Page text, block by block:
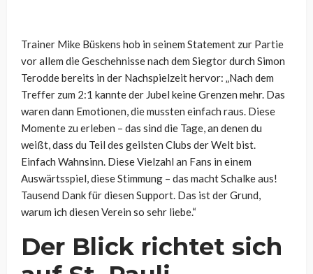
Trainer Mike Büskens hob in seinem Statement zur Partie
vor allem die Geschehnisse nach dem Siegtor durch Simon
Terodde bereits in der Nachspielzeit hervor: „Nach dem
Treffer zum 2:1 kannte der Jubel keine Grenzen mehr. Das
waren dann Emotionen, die mussten einfach raus. Diese
Momente zu erleben – das sind die Tage, an denen du
weißt, dass du Teil des geilsten Clubs der Welt bist.
Einfach Wahnsinn. Diese Vielzahl an Fans in einem
Auswärtsspiel, diese Stimmung – das macht Schalke aus!
Tausend Dank für diesen Support. Das ist der Grund,
warum ich diesen Verein so sehr liebe.“
Der Blick richtet sich